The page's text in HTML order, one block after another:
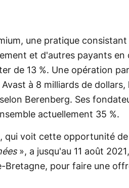
une pratique
et d'autres payants
de 13 %. Une opération
Avast à 8 milliards de
Berenberg. Ses
actuellement 35 %.
qui voit cette opportunité de
», a jusqu'au 11 août
Bretagne, pour faire une